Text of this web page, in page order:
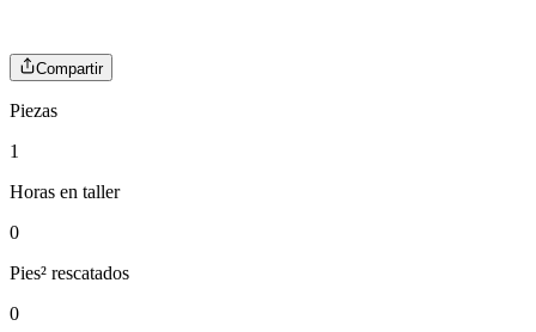
Compartir
Piezas
1
Horas en taller
0
Pies² rescatados
0